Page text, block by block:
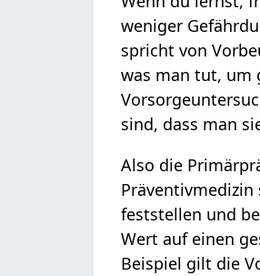
weniger
spricht von
was man tut, um
sind, dass man
Also die
feststellen und
Wert auf einen
Beispiel gilt die